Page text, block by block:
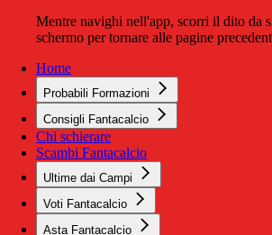
Mentre navighi nell'app, scorri il dito da
schermo per tornare alle pagine
Home
Probabili Formazioni
Consigli Fantacalcio
Chi schierare
Scambi Fantacalcio
Ultime dai Campi
Voti Fantacalcio
Asta Fantacalcio